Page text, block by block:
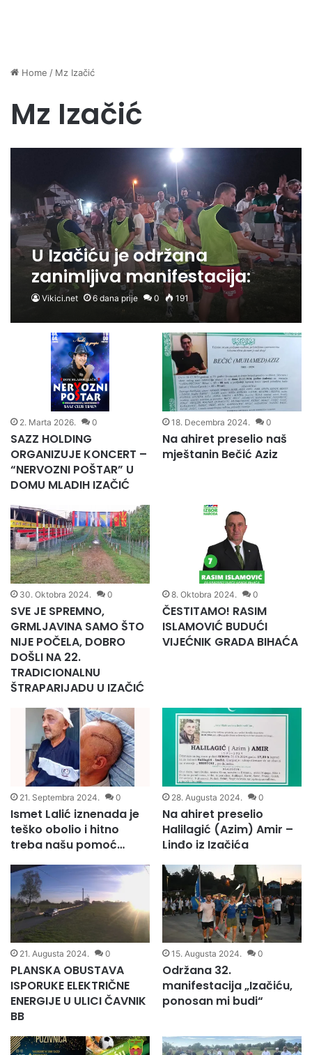
Home / Mz Izačić
Mz Izačić
U Izačiću je održana
zanimljiva manifestacija:
“VEČE VESELJA, MUZIKE I
SMIJEHA”
Vikici.net 6 dana prije 0 191
2. Marta 2026. 0
SAZZ HOLDING
ORGANIZUJE KONCERT –
“NERVOZNI POŠTAR” U
DOMU MLADIH IZAČIĆ
18. Decembra 2024. 0
Na ahiret preselio naš
mještanin Bečić Aziz
30. Oktobra 2024. 0
SVE JE SPREMNO,
GRMLJAVINA SAMO ŠTO
NIJE POČELA, DOBRO
DOŠLI NA 22.
TRADICIONALNU
ŠTRAPARIJADU U IZAČIĆ
8. Oktobra 2024. 0
ČESTITAMO! RASIM
ISLAMOVIĆ BUDUĆI
VIJEĆNIK GRADA BIHAĆA
21. Septembra 2024. 0
Ismet Lalić iznenada je
teško obolio i hitno
treba našu pomoć…
28. Augusta 2024. 0
Na ahiret preselio
Halilagić (Azim) Amir –
Linđo iz Izačića
21. Augusta 2024. 0
PLANSKA OBUSTAVA
ISPORUKE ELEKTRIČNE
ENERGIJE U ULICI ČAVNIK
BB
15. Augusta 2024. 0
Održana 32.
manifestacija „Izačiću,
ponosan mi budi“